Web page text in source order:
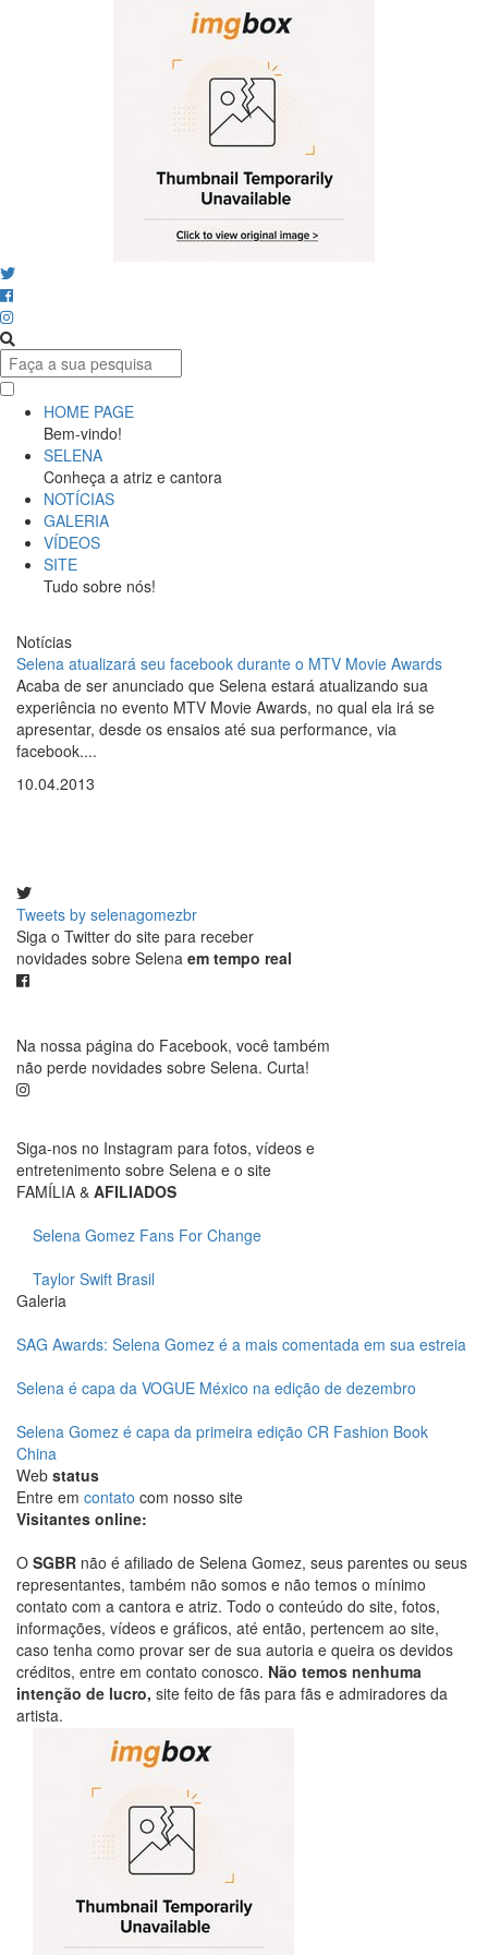
HOME PAGE
Bem-vindo!
SELENA
Conheça a atriz e cantora
NOTÍCIAS
GALERIA
VÍDEOS
SITE
Tudo sobre nós!
Notícias
Selena atualizará seu facebook durante o MTV Movie Awards
Acaba de ser anunciado que Selena estará atualizando sua
experiência no evento MTV Movie Awards, no qual ela irá se
apresentar, desde os ensaios até sua performance, via
facebook....
10.04.2013
Tweets by selenagomezbr
Siga o Twitter do site para receber
novidades sobre Selena em tempo real
Na nossa página do Facebook, você também
não perde novidades sobre Selena. Curta!
Siga-nos no Instagram para fotos, vídeos e
entretenimento sobre Selena e o site
FAMÍLIA & AFILIADOS
Selena Gomez Fans For Change
Taylor Swift Brasil
Galeria
SAG Awards: Selena Gomez é a mais comentada em sua estreia
Selena é capa da VOGUE México na edição de dezembro
Selena Gomez é capa da primeira edição CR Fashion Book
China
Web status
Entre em contato com nosso site
Visitantes online:
O SGBR não é afiliado de Selena Gomez, seus parentes ou seus
representantes, também não somos e não temos o mínimo
contato com a cantora e atriz. Todo o conteúdo do site, fotos,
informações, vídeos e gráficos, até então, pertencem ao site,
caso tenha como provar ser de sua autoria e queira os devidos
créditos, entre em contato conosco. Não temos nenhuma
intenção de lucro, site feito de fãs para fãs e admiradores da
artista.